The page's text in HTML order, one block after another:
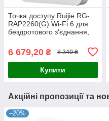
Точка доступу Ruijie RG-
RAP2260(G) Wi-Fi 6 для
бездротового з'єднання,
до 1775 Мбіт/с, кріплення
на
6 679,20 ₴ 8 349 ₴
Купити
Акційні пропозиції та
–20%